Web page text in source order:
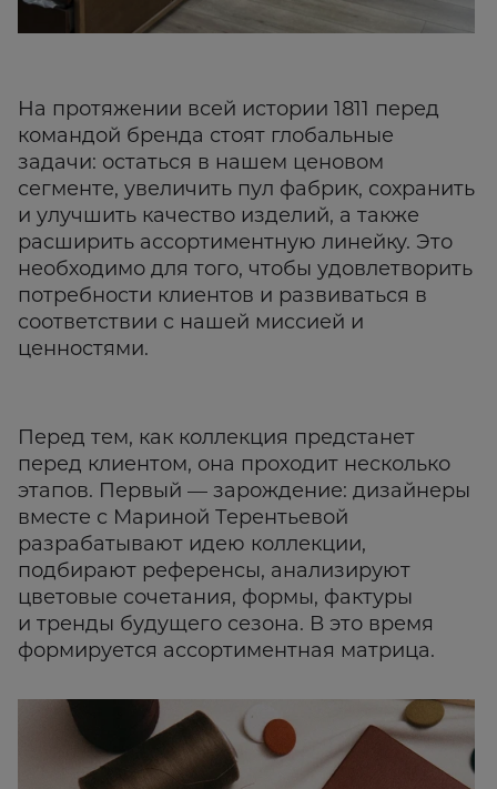
На протяжении всей истории 1811 перед
командой бренда стоят глобальные
задачи: остаться в нашем ценовом
сегменте, увеличить пул фабрик, сохранить
и улучшить качество изделий, а также
расширить ассортиментную линейку. Это
необходимо для того, чтобы удовлетворить
потребности клиентов и развиваться в
соответствии с нашей миссией и
ценностями.
Перед тем, как коллекция предстанет
перед клиентом, она проходит несколько
этапов. Первый — зарождение: дизайнеры
вместе с Мариной Терентьевой
разрабатывают идею коллекции,
подбирают референсы, анализируют
цветовые сочетания, формы, фактуры
и тренды будущего сезона. В это время
формируется ассортиментная матрица.